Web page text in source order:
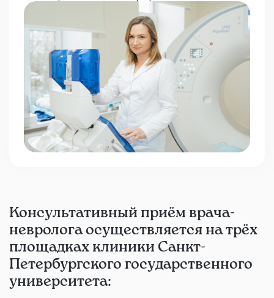
Консультативный приём врача-
невролога осуществляется на трёх
площадках клиники Санкт-
Петербургского государственного
университета: